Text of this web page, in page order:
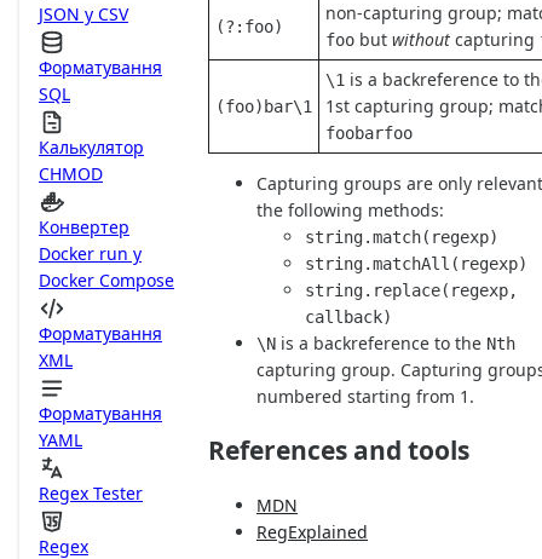
JSON у CSV
Форматування
SQL
Калькулятор
CHMOD
Конвертер
Docker run у
Docker Compose
Форматування
XML
Форматування
YAML
Regex Tester
Regex
(?:foo)
non-capturing group;
foo but without capturing
(foo)bar\1
\1 is a backreference to
1st capturing group;
foobarfoo
Capturing groups are only
the following methods:
string.match(regexp)
string.matchAll(regexp)
string.replace(regexp,
callback)
\N is a backreference to the Nth
capturing group. Capturing
numbered starting from 1.
References and tools
MDN
RegExplained